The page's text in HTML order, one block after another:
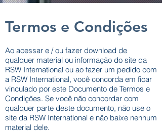
Termos e Condições
Ao acessar e / ou fazer download de
qualquer material ou informação do site da
RSW International ou ao fazer um pedido com
a RSW International, você concorda em ficar
vinculado por este Documento de Termos e
Condições. Se você não concordar com
qualquer parte deste documento, não use o
site da RSW International e não baixe nenhum
material dele.